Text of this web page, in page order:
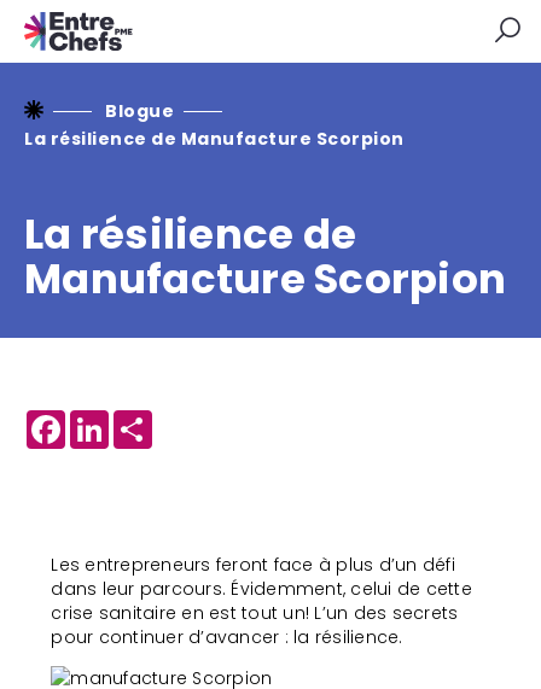
Blogue
La résilience de Manufacture Scorpion
La résilience de
Manufacture Scorpion
Facebook
LinkedIn
Les entrepreneurs feront face à plus d’un défi
dans leur parcours. Évidemment, celui de cette
crise sanitaire en est tout un! L’un des secrets
pour continuer d’avancer : la résilience.